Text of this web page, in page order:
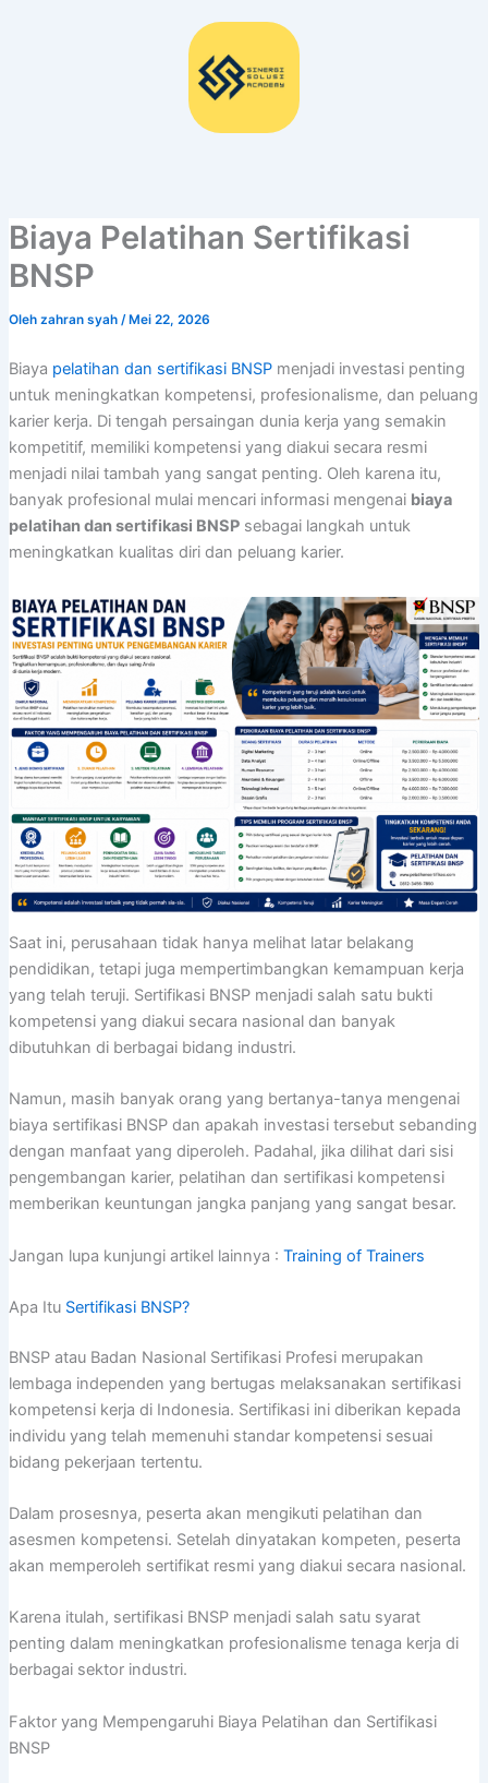
Biaya Pelatihan Sertifikasi
BNSP
Oleh zahran syah / Mei 22, 2026
Biaya pelatihan dan sertifikasi BNSPmenjadi investasi penting
untuk meningkatkan kompetensi, profesionalisme, dan peluang
karier kerja. Di tengah persaingan dunia kerja yang semakin
kompetitif, memiliki kompetensi yang diakui secara resmi
menjadi nilai tambah yang sangat penting. Oleh karena itu,
banyak profesional mulai mencari informasi mengenai biaya
pelatihan dan sertifikasi BNSPsebagai langkah untuk
meningkatkan kualitas diri dan peluang karier.
Saat ini, perusahaan tidak hanya melihat latar belakang
pendidikan, tetapi juga mempertimbangkan kemampuan kerja
yang telah teruji. Sertifikasi BNSP menjadi salah satu bukti
kompetensi yang diakui secara nasional dan banyak
dibutuhkan di berbagai bidang industri.
Namun, masih banyak orang yang bertanya-tanya mengenai
biaya sertifikasi BNSP dan apakah investasi tersebut sebanding
dengan manfaat yang diperoleh. Padahal, jika dilihat dari sisi
pengembangan karier, pelatihan dan sertifikasi kompetensi
memberikan keuntungan jangka panjang yang sangat besar.
Jangan lupa kunjungi artikel lainnya : Training of Trainers
Apa Itu Sertifikasi BNSP?
BNSP atau Badan Nasional Sertifikasi Profesi merupakan
lembaga independen yang bertugas melaksanakan sertifikasi
kompetensi kerja di Indonesia. Sertifikasi ini diberikan kepada
individu yang telah memenuhi standar kompetensi sesuai
bidang pekerjaan tertentu.
Dalam prosesnya, peserta akan mengikuti pelatihan dan
asesmen kompetensi. Setelah dinyatakan kompeten, peserta
akan memperoleh sertifikat resmi yang diakui secara nasional.
Karena itulah, sertifikasi BNSP menjadi salah satu syarat
penting dalam meningkatkan profesionalisme tenaga kerja di
berbagai sektor industri.
Faktor yang Mempengaruhi Biaya Pelatihan dan Sertifikasi
BNSP